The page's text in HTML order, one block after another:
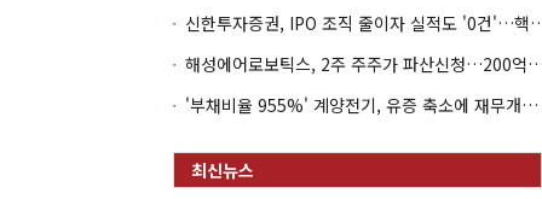
신한투자증권, IPO 조직 줄
해성에어로보틱스, 2주 주주가 파산
'부채비율 955%' 계양전기, 유증 축소에 재무개선 효과 '뚝'